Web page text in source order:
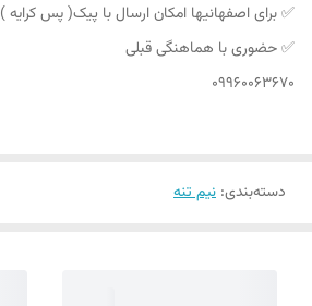
✅ برای اصفهانیها امکان ارسال با پیک( پس کرایه )
✅ حضوری با هماهنگی قبلی
09960063670
دسته‌بندی: نیم تنه